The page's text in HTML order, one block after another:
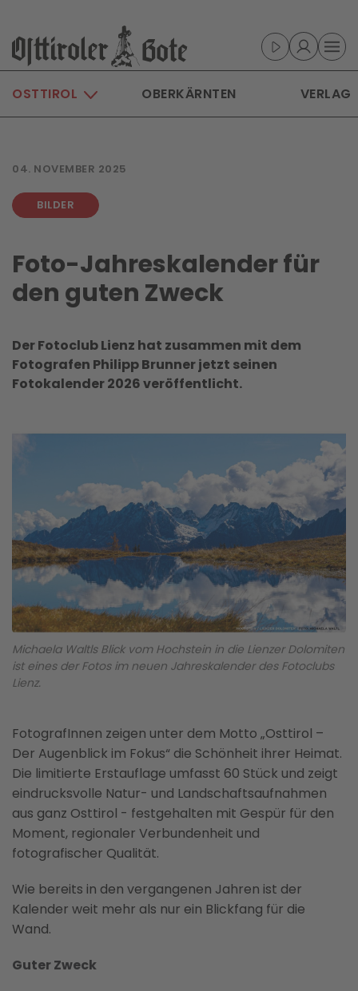
Skip to main content
OSTTIROL OBERKÄRNTEN VERLAG
04. NOVEMBER 2025
BILDER
Foto-Jahreskalender für
den guten Zweck
Der Fotoclub Lienz hat zusammen mit dem
Fotografen Philipp Brunner jetzt seinen
Fotokalender 2026 veröffentlicht.
Michaela Waltls Blick vom Hochstein in die Lienzer Dolomiten
ist eines der Fotos im neuen Jahreskalender des Fotoclubs
Lienz.
FotografInnen zeigen unter dem Motto „Osttirol –
Der Augenblick im Fokus“ die Schönheit ihrer Heimat.
Die limitierte Erstauflage umfasst 60 Stück und zeigt
eindrucksvolle Natur- und Landschaftsaufnahmen
aus ganz Osttirol - festgehalten mit Gespür für den
Moment, regionaler Verbundenheit und
fotografischer Qualität.
Wie bereits in den vergangenen Jahren ist der
Kalender weit mehr als nur ein Blickfang für die
Wand.
Guter Zweck